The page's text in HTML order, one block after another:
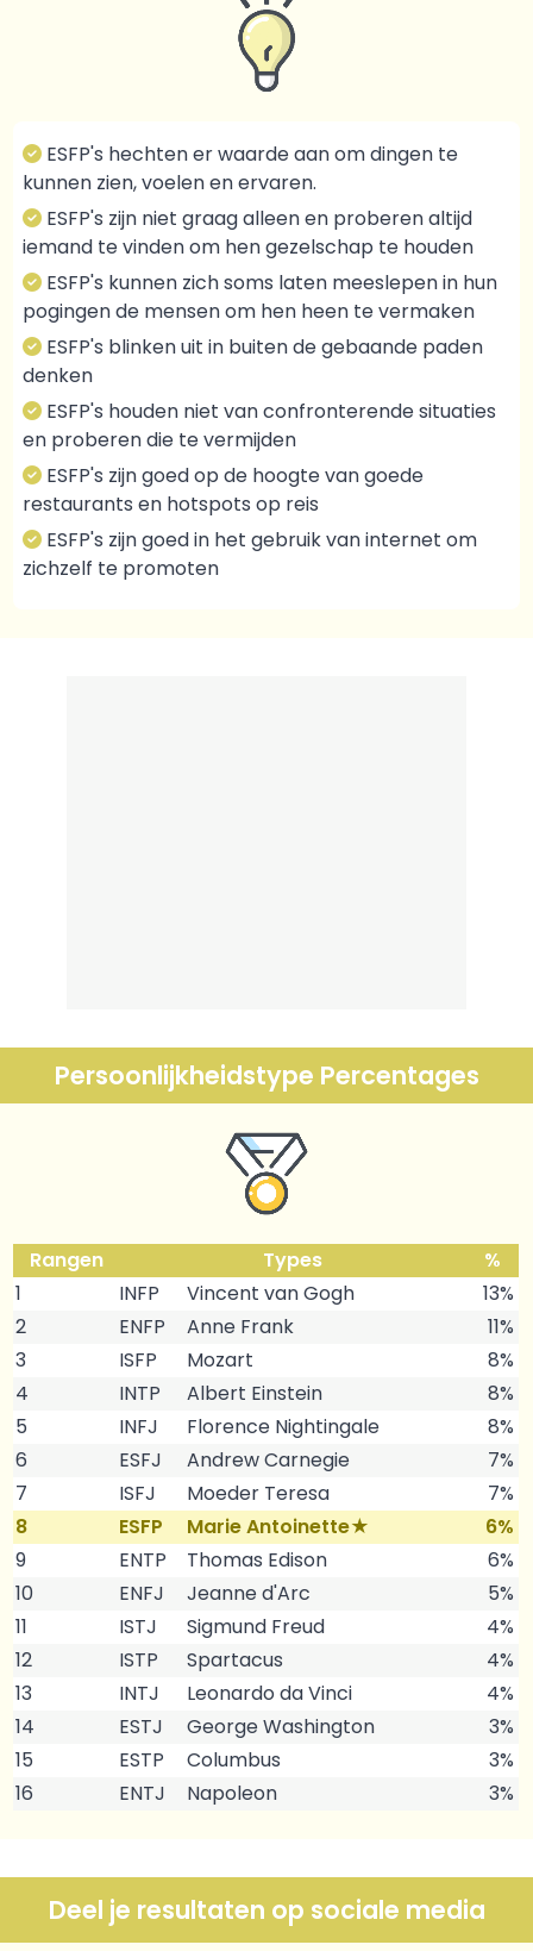
ESFP's hechten er waarde aan om dingen te
kunnen zien, voelen en ervaren.
ESFP's zijn niet graag alleen en proberen altijd
iemand te vinden om hen gezelschap te houden
ESFP's kunnen zich soms laten meeslepen in hun
pogingen de mensen om hen heen te vermaken
ESFP's blinken uit in buiten de gebaande paden
denken
ESFP's houden niet van confronterende situaties
en proberen die te vermijden
ESFP's zijn goed op de hoogte van goede
restaurants en hotspots op reis
ESFP's zijn goed in het gebruik van internet om
zichzelf te promoten
Persoonlijkheidstype Percentages
Rangen Types
%
1
INFP Vincent van Gogh
13%
2
ENFP Anne Frank
11%
3
ISFP Mozart
8%
4
INTP Albert Einstein
8%
5
INFJ Florence Nightingale
8%
6
ESFJ Andrew Carnegie
7%
7
ISFJ Moeder Teresa
7%
8
ESFP Marie Antoinette★
6%
9
ENTP Thomas Edison
6%
10
ENFJ Jeanne d'Arc
5%
11
ISTJ Sigmund Freud
4%
12
ISTP Spartacus
4%
13
INTJ Leonardo da Vinci
4%
14
ESTJ George Washington
3%
15
ESTP Columbus
3%
16
ENTJ Napoleon 3%
Deel je resultaten op sociale media